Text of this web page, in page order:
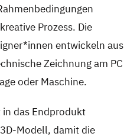
Prozess. Die
entwickeln aus
Zeichnung am PC
oder Maschine.
in das Endprodukt
Modell, damit die